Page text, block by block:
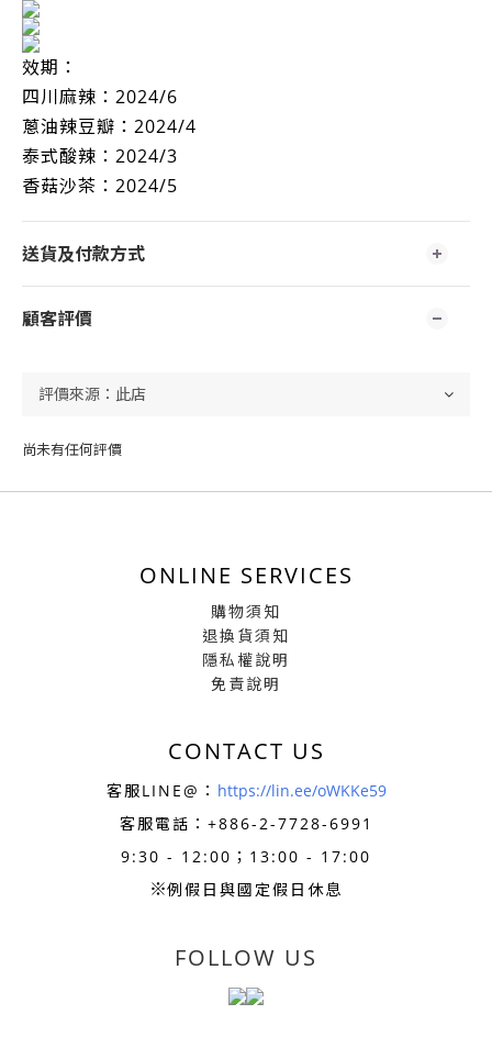
效期：
四川麻辣：2024/6
蔥油辣豆瓣：2024/4
泰式酸辣：2024/3
香菇沙茶：2024/5
送貨及付款方式
顧客評價
尚未有任何評價
ONLINE SERVICES
購物須知
退換貨須知
隱私權說明
免責說明
CONTACT US
客服LINE@： https://lin.ee/oWKKe59
客服電話：+886-2-7728-6991
9:30 - 12:00；13:00 - 17:00
※例假日與國定假日休息
FOLLOW US